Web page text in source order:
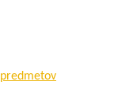
predmetov